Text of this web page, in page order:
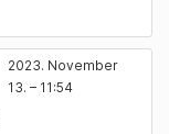
2023. November
13. – 11:54